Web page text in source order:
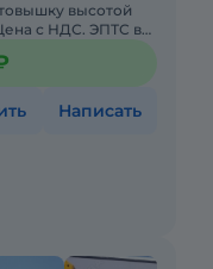
высотой
с НДС. ЭПТС в
Написать